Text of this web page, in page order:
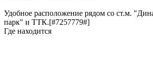
Удобное расположение рядом со ст.м.
парк" и ТТК.[#7257779#]
Где находится